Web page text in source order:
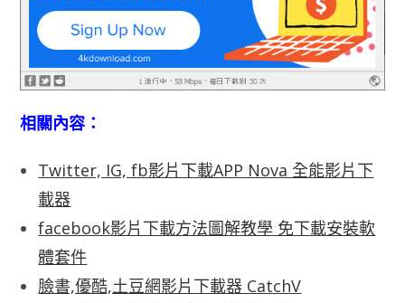
相關內容：
Twitter, IG, fb影片下載APP Nova 全能影片下
載器
facebook影片下載方法圖解教學 免下載安裝軟
體套件
臉書,優酷,土豆網影片下載器 CatchV